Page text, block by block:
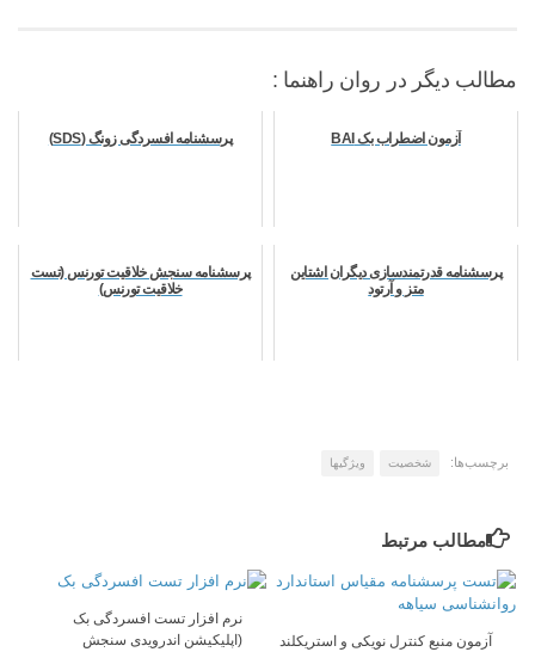
مطالب دیگر در روان راهنما :
آزمون اضطراب بک BAI پرسشنامه افسردگی زونگ (SDS)
پرسشنامه قدرتمندسازی دیگران اشتاین
متز و آرتود
پرسشنامه سنجش خلاقیت تورنس (تست
خلاقیت تورنس)
برچسب‌ها: شخصیت ویژگیها
مطالب مرتبط
نرم افزار تست افسردگی بک
(اپلیکیشن اندرویدی سنجش
آزمون منبع کنترل نویکی و استریکلند